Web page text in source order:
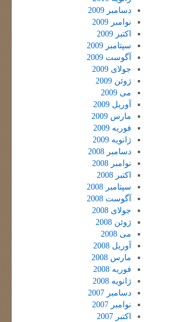
دسامبر 2009
نوامبر 2009
اکتبر 2009
سپتامبر 2009
آگوست 2009
جولای 2009
ژوئن 2009
می 2009
آوریل 2009
مارس 2009
فوریه 2009
ژانویه 2009
دسامبر 2008
نوامبر 2008
اکتبر 2008
سپتامبر 2008
آگوست 2008
جولای 2008
ژوئن 2008
می 2008
آوریل 2008
مارس 2008
فوریه 2008
ژانویه 2008
دسامبر 2007
نوامبر 2007
اکتبر 2007